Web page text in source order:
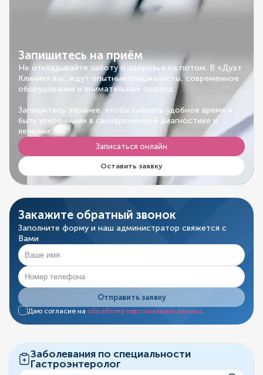
Запишитесь на приём
Не откладывайте заботу о здоровье на потом. В «Дуэт
Клиник» вас ждут опытные специалисты, современное
оборудование и внимательный подход.
Запишитесь заранее, чтобы выбрать удобное время и
быть уверенными в своевременной диагностике и
лечении.
Записаться онлайн
Оставить заявку
Закажите обратный звонок
Заполните форму и наш администратор свяжется с
Вами
Отправить заявку
Даю согласие на обработку персональных данных
Заболевания по специальности
Гастроэнтеролог